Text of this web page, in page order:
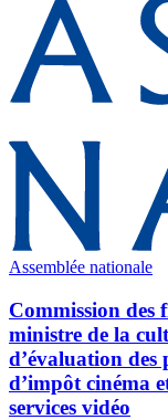
Assemblée nationale
Commission des
ministre de la
d’évaluation
d’impôt cinéma
services vidéo